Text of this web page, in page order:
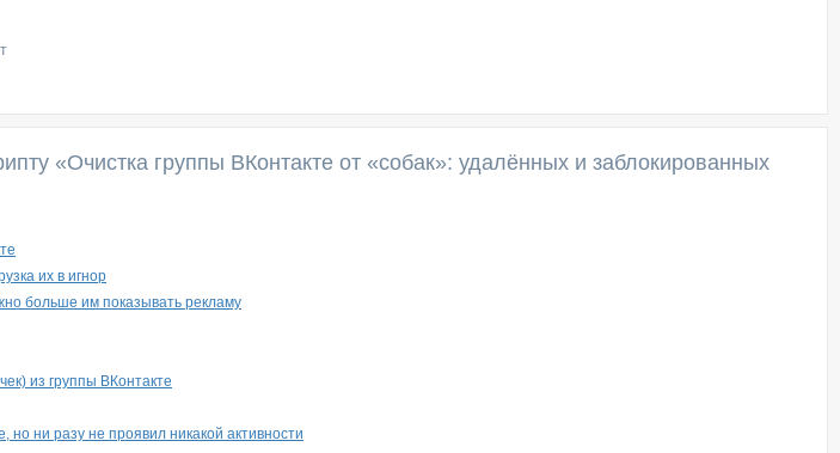
«Очистка группы ВКонтакте от «собак»: удалённых и заблокированных
их в игнор
больше им показывать рекламу
из группы ВКонтакте
но ни разу не проявил никакой активности